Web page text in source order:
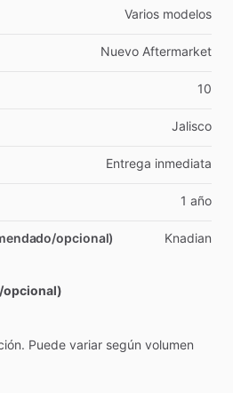
Varios modelos
Nuevo Aftermarket
10
Jalisco
Entrega inmediata
1 año
opcional) Knadian
opcional)
Puede variar según volumen